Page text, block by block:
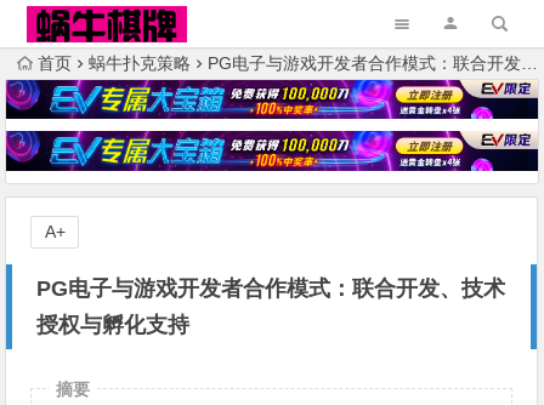
首页 蜗牛扑克策略 PG电子与游戏开发者合作模式：联合开发、技术授权与孵化支持
PG电子与游戏开发者合作模式：联合开发、技术
授权与孵化支持
A+
摘要